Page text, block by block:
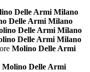
Delle Armi Milano
Delle Armi Milano
Delle Armi Milano
Delle Armi Milano
Molino Delle Armi
Molino Delle Armi